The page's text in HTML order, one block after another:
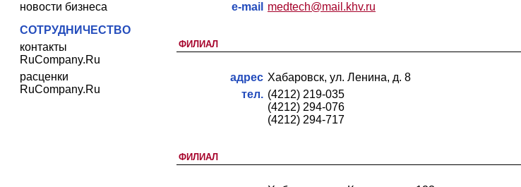
новости бизнеса
СОТРУДНИЧЕСТВО
контакты
RuCompany.Ru
расценки
RuCompany.Ru
e-mail
medtech@mail.khv.ru
ФИЛИАЛ
адрес Хабаровск, ул. Ленина, д. 8
тел. (4212) 219-035
(4212) 294-076
(4212) 294-717
ФИЛИАЛ